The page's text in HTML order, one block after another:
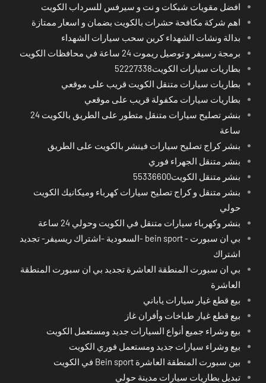
افضل مقويات شبكات و نت و سيرفس للسرداب الكويت
اهم شركة مكافحة حشرات بالكويت بضمان و اسعار ممتازة
بدالة ونشات الشهداء كرين سحب سيارات الشهداء
برمجة رسيفر و توصيل ريموت 24 ساعة في محافظات الكويت
بطاريات سيارات الكويت52227338
بطاريات سيارات متنقل الكويت قريب على موقعي
بطاريات سيارات مكفولة قريب على موقعي
بنشر تصليح سيارات متنقل متطور على الطريق بالكويت 24
ساعة
بنشر كراج تصليح سيارات فينشر بالكويت على الطريق
بنشر متنقل الجهراء فوري
بنشر متنقل الكويت55336600
بنشر متنقل و كراج تصليح سيارات كهرباء وميكانيك الكويت
حولي
بنشر وكهرباء سيارات متنقل في الكويت وحولي 24 ساعة
بي ان سبورت - bein sport -السعودية -اشتراك ريسيفر- تجديد
اشتراك
بي ان سبورت المنطقة العاشرة تجديد بي ان سبورت المنطقة
العاشرة
بيع قطع غيار سيارات ياباني
بيع قطع غيار طباخات وأفران غاز
بيع وشراء جميع أنواع السيارات جديد ومستعمل الكويت
بيع وشراء سيارات جديد ومستعمل فوري الكويت
بين سبورت المنطقة العاشرة Bein sport في الكويت
تبديل بطاريات سيارات مدينة حولي